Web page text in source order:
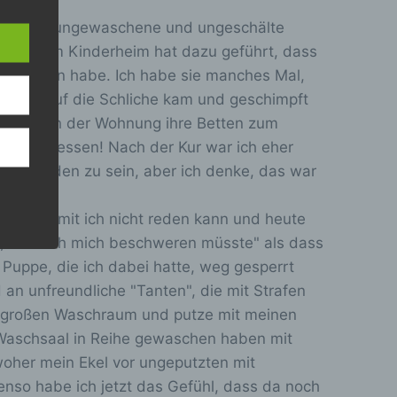
rohe, ungewaschene und ungeschälte
im Kinderheim hat dazu geführt, dass
habe. Ich habe sie manches Mal,
mir auf die Schliche kam und geschimpft
in der Wohnung ihre Betten zum
wollte essen! Nach der Kur war ich eher
worden zu sein, aber ich denke, das war
damit ich nicht reden kann und heute
ich mich beschweren müsste" als dass
die ich dabei hatte, weg gesperrt
unfreundliche "Tanten", die mit Strafen
Waschraum und putze mit meinen
in Reihe gewaschen haben mit
mein Ekel vor ungeputzten mit
habe ich jetzt das Gefühl, dass da noch
e
s